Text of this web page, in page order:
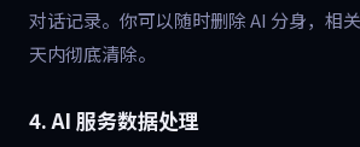
对话记录。你可以随时删除 AI 分身，相
天内彻底清除。
4. AI 服务数据处理